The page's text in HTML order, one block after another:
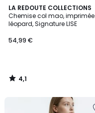
LA REDOUTE COLLECTIONS
Chemise col mao, imprimée
léopard, Signature LISE
54,99 €
4,1
/ 5
4,1
/